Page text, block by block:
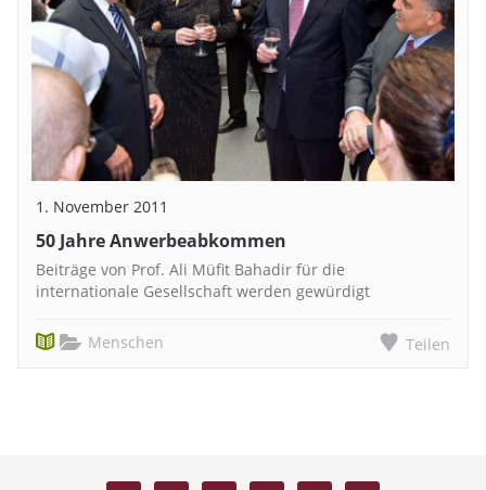
1. November 2011
50 Jahre Anwerbeabkommen
Beiträge von Prof. Ali Müfit Bahadir für die
internationale Gesellschaft werden gewürdigt
Menschen Teilen